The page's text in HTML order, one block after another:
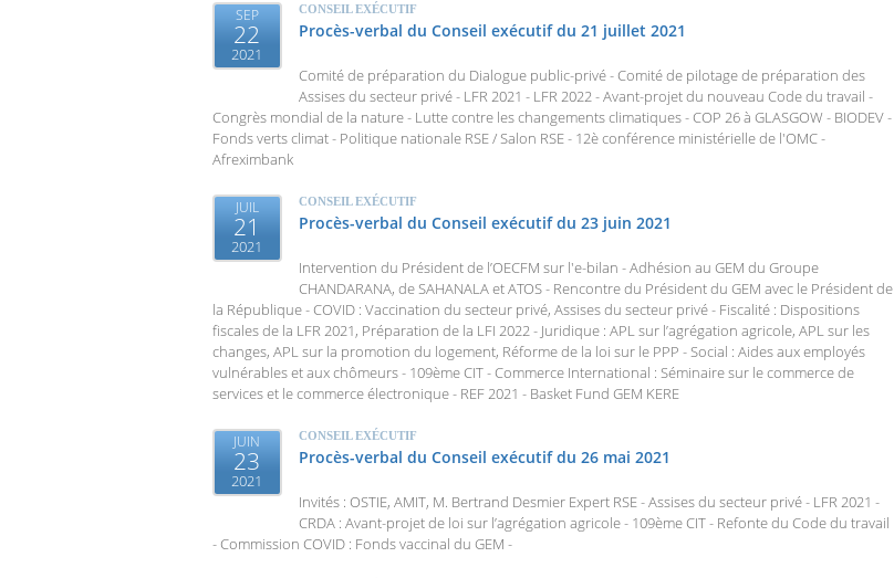
SEP
22
2021
CONSEIL EXÉCUTIF
Procès-verbal du Conseil exécutif du 21 juillet 2021
Comité de préparation du Dialogue public-privé - Comité de pilotage de préparation des
Assises du secteur privé - LFR 2021 - LFR 2022 - Avant-projet du nouveau Code du travail -
Congrès mondial de la nature - Lutte contre les changements climatiques - COP 26 à GLASGOW - BIODEV -
Fonds verts climat - Politique nationale RSE / Salon RSE - 12è conférence ministérielle de l'OMC -
Afreximbank
JUIL
21
2021
CONSEIL EXÉCUTIF
Procès-verbal du Conseil exécutif du 23 juin 2021
Intervention du Président de l’OECFM sur l'e-bilan - Adhésion au GEM du Groupe
CHANDARANA, de SAHANALA et ATOS - Rencontre du Président du GEM avec le Président de
la République - COVID : Vaccination du secteur privé, Assises du secteur privé - Fiscalité : Dispositions
fiscales de la LFR 2021, Préparation de la LFI 2022 - Juridique : APL sur l’agrégation agricole, APL sur les
changes, APL sur la promotion du logement, Réforme de la loi sur le PPP - Social : Aides aux employés
vulnérables et aux chômeurs - 109ème CIT - Commerce International : Séminaire sur le commerce de
services et le commerce électronique - REF 2021 - Basket Fund GEM KERE
JUIN
23
2021
CONSEIL EXÉCUTIF
Procès-verbal du Conseil exécutif du 26 mai 2021
Invités : OSTIE, AMIT, M. Bertrand Desmier Expert RSE - Assises du secteur privé - LFR 2021 -
CRDA : Avant-projet de loi sur l’agrégation agricole - 109ème CIT - Refonte du Code du travail
- Commission COVID : Fonds vaccinal du GEM -